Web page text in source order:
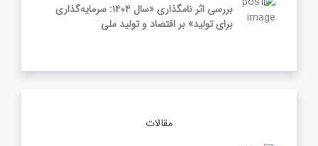
بررسی اثر نامگذاری «سال ۱۴۰۴: سرمایه‌گذاری
برای تولید» بر اقتصاد و تولید ملی
مقالات